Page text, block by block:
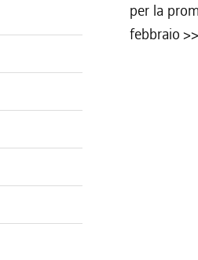
per la
febbraio